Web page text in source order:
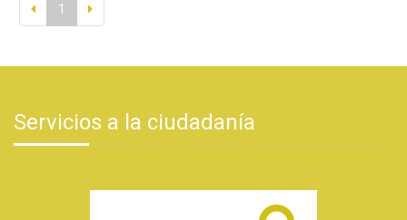
1
Servicios a la ciudadanía